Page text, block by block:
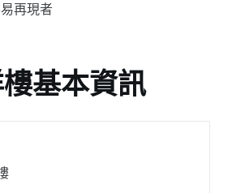
再現者
基本資訊